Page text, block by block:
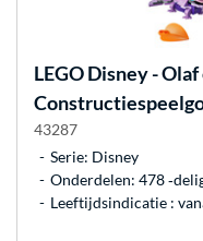
LEGODisney -
43287
Serie: Disney
Onderdelen: 478
Leeftijdsindicatie :